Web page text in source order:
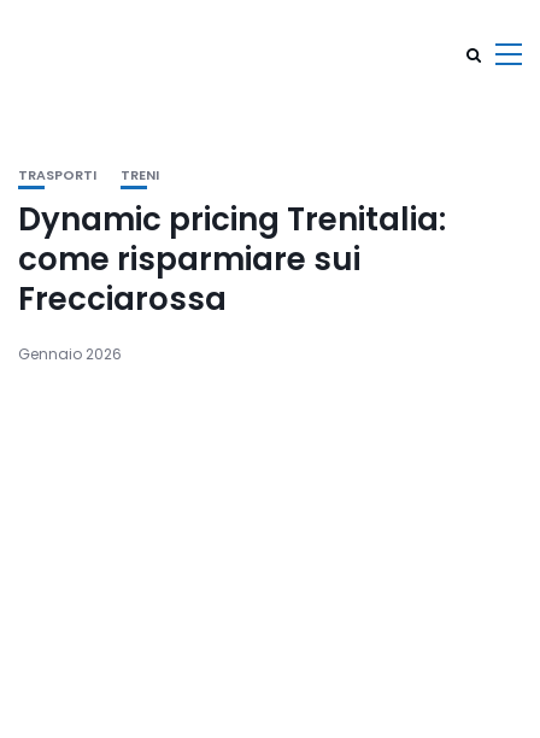
TRASPORTI TRENI
Dynamic pricing Trenitalia:
come risparmiare sui
Frecciarossa
Gennaio 2026